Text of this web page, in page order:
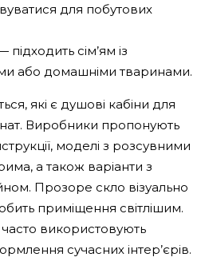
для побутових
сім’ям із
або домашніми тваринами.
які є душові кабіни для
Виробники пропонують
моделі з розсувними
а також варіанти з
Прозоре скло візуально
приміщення світлішим.
використовують
сучасних інтер’єрів.